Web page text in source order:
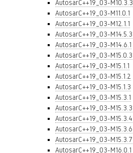
AutosarC++19_03-M10.3.3
AutosarC++19_03-M11.0.1
AutosarC++19_03-M12.1.1
AutosarC++19_03-M14.5.3
AutosarC++19_03-M14.6.1
AutosarC++19_03-M15.0.3
AutosarC++19_03-M15.1.1
AutosarC++19_03-M15.1.2
AutosarC++19_03-M15.1.3
AutosarC++19_03-M15.3.1
AutosarC++19_03-M15.3.3
AutosarC++19_03-M15.3.4
AutosarC++19_03-M15.3.6
AutosarC++19_03-M15.3.7
AutosarC++19_03-M16.0.1